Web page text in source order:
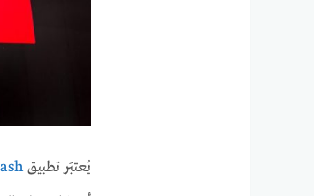
يُعتبَر تطبيق